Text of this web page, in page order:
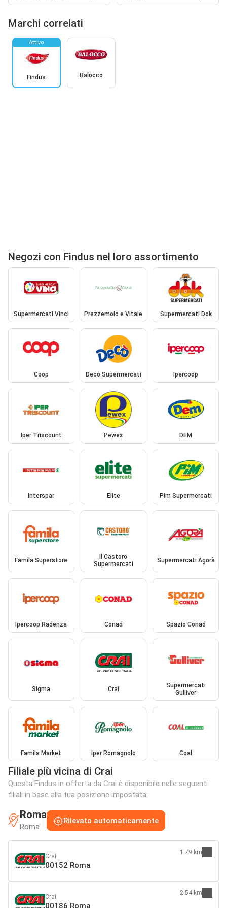
Marchi correlati
Attivo
Findus Balocco
Negozi con Findus nel loro assortimento
Supermercati Vinci Prezzemolo e Vitale Supermercati Dok
Coop Deco Supermercati Ipercoop
Iper Triscount Pewex DEM
Interspar Elite Pim Supermercati
Famila Superstore
Il Castoro
Supermercati
Supermercati Agorà
Ipercoop Radenza Conad Spazio Conad
Sigma Crai
Supermercati
Gulliver
Famila Market Iper Romagnolo Coal
Filiale più vicina di Crai
Questa Findus in offerta da Crai è disponibile nelle seguenti
filiali in base alla tua posizione impostata:
Roma
Roma
Rilevato automaticamente
Crai
00152 Roma
1.79 km
Crai
00186 Roma
2.54 km